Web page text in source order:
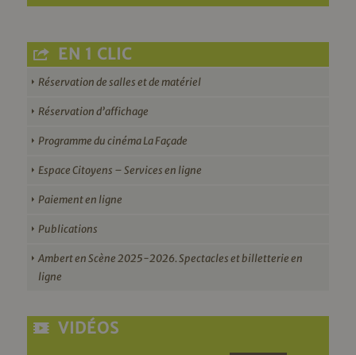
EN 1 CLIC
Réservation de salles et de matériel
Réservation d’affichage
Programme du cinéma La Façade
Espace Citoyens – Services en ligne
Paiement en ligne
Publications
Ambert en Scène 2025-2026. Spectacles et billetterie en
ligne
VIDÉOS